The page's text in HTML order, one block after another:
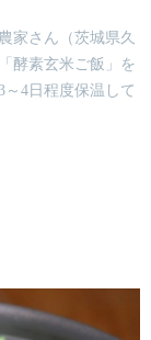
家さん（茨城県久
酵素玄米ご飯」を
4日程度保温して